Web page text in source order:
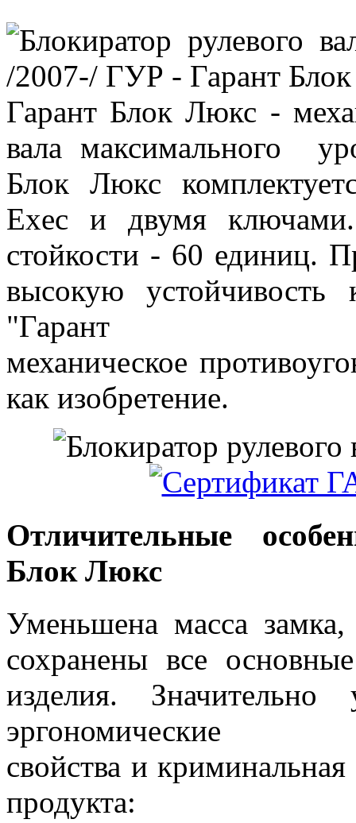
Гарант Блок Люкс -
вала максимального
Блок Люкс
Exec и двумя
стойкости - 60 единиц.
высокую
механическое
как изобретение.
Отличительные
Блок Люкс
Уменьшена масса
сохранены все
изделия. Значительно
эргономические
свойства и криминальная
продукта: